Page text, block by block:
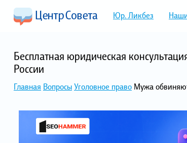
Юр. Ликбез
Бесплатная юридическая
России
Главная ВопросыУголовное право Мужа